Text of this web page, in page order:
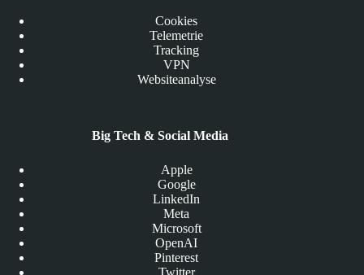
Cookies
Telemetrie
Tracking
VPN
Websiteanalyse
Big Tech & Social Media
Apple
Google
LinkedIn
Meta
Microsoft
OpenAI
Pinterest
Twitter